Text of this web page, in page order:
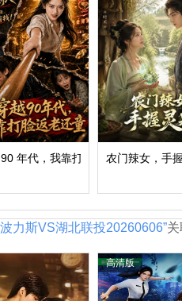
年代，我靠打脸返老还童农门辣女，手
力斯VS湖北联投20260606”
高清版